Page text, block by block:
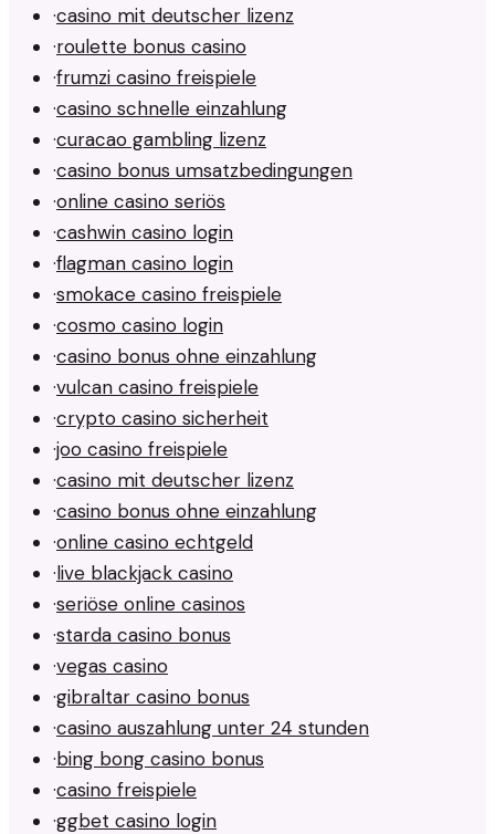
·casino mit deutscher lizenz
·roulette bonus casino
·frumzi casino freispiele
·casino schnelle einzahlung
·curacao gambling lizenz
·casino bonus umsatzbedingungen
·online casino seriös
·cashwin casino login
·flagman casino login
·smokace casino freispiele
·cosmo casino login
·casino bonus ohne einzahlung
·vulcan casino freispiele
·crypto casino sicherheit
·joo casino freispiele
·casino mit deutscher lizenz
·casino bonus ohne einzahlung
·online casino echtgeld
·live blackjack casino
·seriöse online casinos
·starda casino bonus
·vegas casino
·gibraltar casino bonus
·casino auszahlung unter 24 stunden
·bing bong casino bonus
·casino freispiele
·ggbet casino login